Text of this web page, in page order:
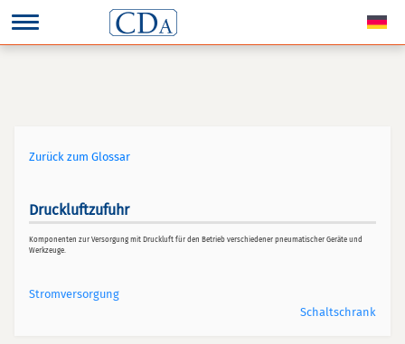
Zurück zum Glossar
Druckluftzufuhr
Komponenten zur Versorgung mit Druckluft für den Betrieb verschiedener pneumatischer Geräte und
Werkzeuge.
Stromversorgung
Schaltschrank